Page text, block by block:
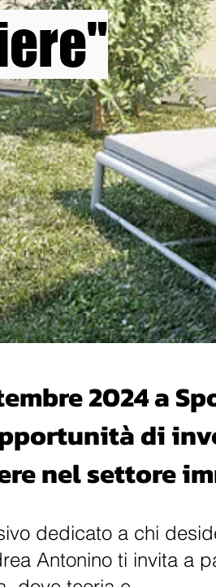
2024 a
di
nel settore
dedicato a chi
Antonino ti invita a